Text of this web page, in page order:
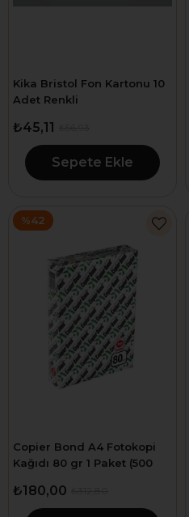
Kika Bristol Fon Kartonu 10
Adet Renkli
₺45,11
Sepete Ekle
Copier Bond A4 Fotokopi
Kağıdı 80 gr 1 Paket (500
₺180,00
%42